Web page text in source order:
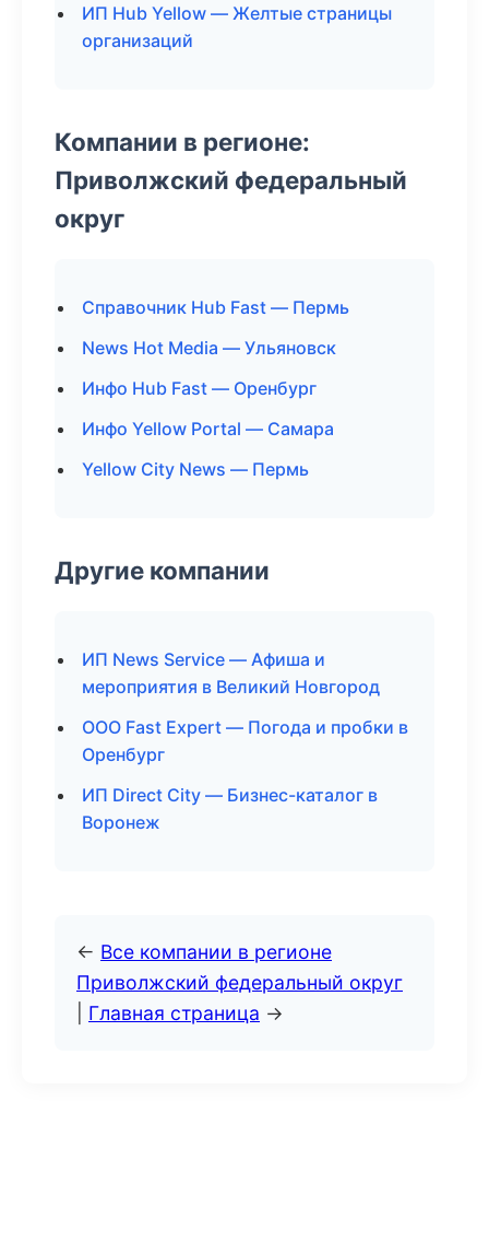
ИП Hub Yellow — Желтые страницы
организаций
Компании в регионе:
Приволжский федеральный
округ
Справочник Hub Fast — Пермь
News Hot Media — Ульяновск
Инфо Hub Fast — Оренбург
Инфо Yellow Portal — Самара
Yellow City News — Пермь
Другие компании
ИП News Service — Афиша и
мероприятия в Великий Новгород
ООО Fast Expert — Погода и пробки в
Оренбург
ИП Direct City — Бизнес-каталог в
Воронеж
← Все компании в регионе
Приволжский федеральный округ
Главная страница →